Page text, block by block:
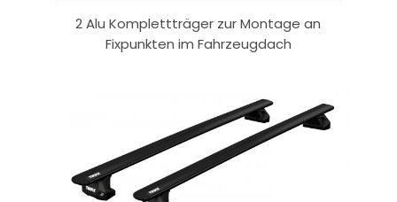
2 Alu Komplettträger zur Montage an
Fixpunkten im Fahrzeugdach